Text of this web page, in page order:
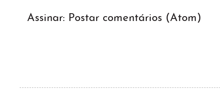
Assinar: Postar comentários (Atom)